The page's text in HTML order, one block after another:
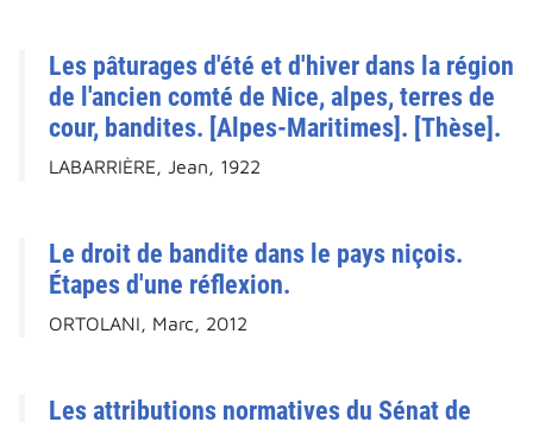
Les pâturages d'été et d'hiver dans la région
de l'ancien comté de Nice, alpes, terres de
cour, bandites. [Alpes-Maritimes]. [Thèse].
LABARRIÈRE, Jean, 1922
Le droit de bandite dans le pays niçois.
Étapes d'une réflexion.
ORTOLANI, Marc, 2012
Les attributions normatives du Sénat de